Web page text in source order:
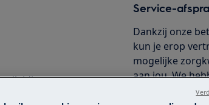
van uw
Service-
Dankzij onze
kun je erop
mogelijke
aan jou. We
het hele land